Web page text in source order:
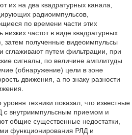
их на два квадратурных канала,
радиоимпульсов,
по времени части этих
низких частот в виде квадратурных
затем полученные видеоимпульсы
сглаживают путем фильтрации, при
сигналы, по величине амплитуды
(обнаружение) цели в зоне
движения, а по знаку разности
техники показал, что известные
с внутриимпульсным приемом и
общие существенные недостатки,
функционирования РЛД и